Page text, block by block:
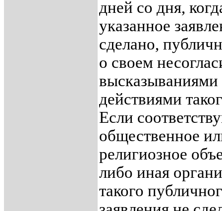
дней со дня,
указанное
сделано,
о своем
высказываниями
действиями
Если
общественное
религиозное
либо иная
такого